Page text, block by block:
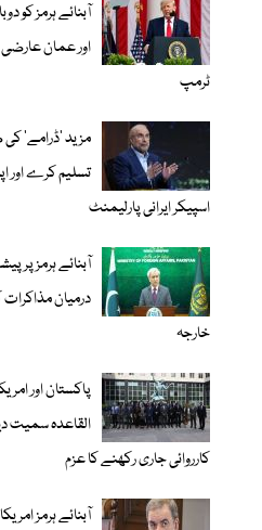
آبنائے ہرمز کو
اور عمان
ٹرمپ
مزید 'ڈرامے' کی
تسلیم کرے اور
اسپیکر ایرانی پارلیمنٹ
آبنائے ہرمز پر
درمیان مذاکرات
خارجہ
پاکستان اور
القاعدہ سمیت
کارروائی جاری رکھنے کا عزم
آبنائے ہرمز